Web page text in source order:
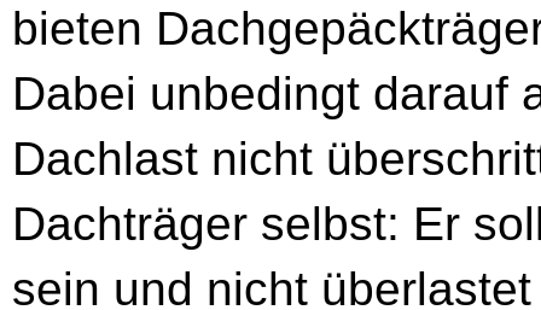
bieten
Dabei unbedingt darauf
Dachlast nicht
Dachträger selbst: Er
sein und nicht